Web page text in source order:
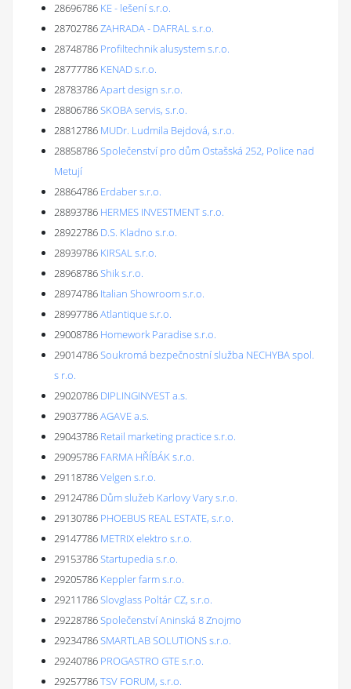
28696786 KE - lešení s.r.o.
28702786ZAHRADA - DAFRAL s.r.o.
28748786 Profiltechnik alusystem s.r.o.
28777786 KENAD s.r.o.
28783786Apart design s.r.o.
28806786SKOBA servis, s.r.o.
28812786 MUDr. Ludmila Bejdová, s.r.o.
28858786Společenství pro dům Ostašská 252, Police nad
Metují
28864786 Erdaber s.r.o.
28893786 HERMES INVESTMENT s.r.o.
28922786 D.S. Kladno s.r.o.
28939786 KIRSAL s.r.o.
28968786Shik s.r.o.
28974786 Italian Showroom s.r.o.
28997786Atlantique s.r.o.
29008786 Homework Paradise s.r.o.
29014786Soukromá bezpečnostní služba NECHYBA spol.
s r.o.
29020786 DIPLINGINVEST a.s.
29037786AGAVE a.s.
29043786 Retail marketing practice s.r.o.
29095786 FARMA HŘÍBÁK s.r.o.
29118786Velgen s.r.o.
29124786 Dům služeb Karlovy Vary s.r.o.
29130786 PHOEBUS REAL ESTATE, s.r.o.
29147786 METRIX elektro s.r.o.
29153786Startupedia s.r.o.
29205786 Keppler farm s.r.o.
29211786Slovglass Poltár CZ, s.r.o.
29228786Společenství Aninská 8 Znojmo
29234786SMARTLAB SOLUTIONS s.r.o.
29240786 PROGASTRO GTE s.r.o.
29257786TSV FORUM, s.r.o.